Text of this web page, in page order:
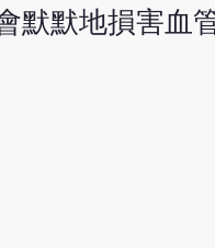
默默地損害血